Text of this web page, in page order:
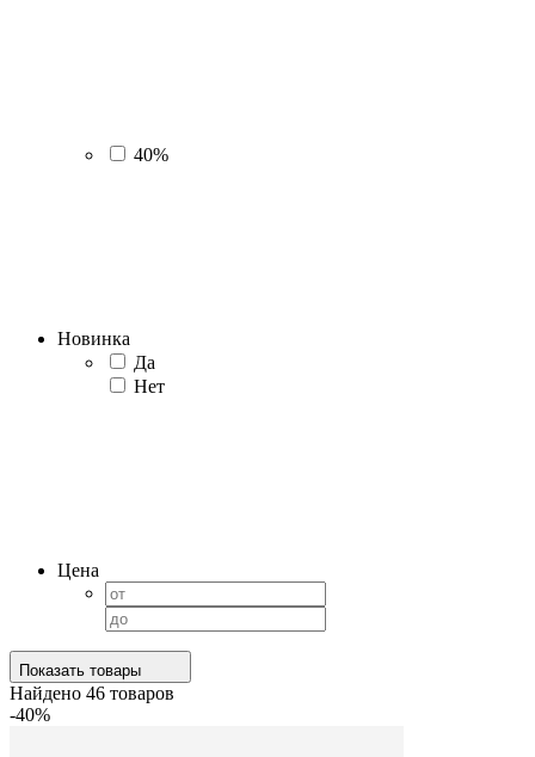
40%
Новинка
Да
Нет
Цена
Показать товары
Найдено 46 товаров
-40%